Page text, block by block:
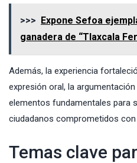
>>> Expone Sefoa
ganadera de “Tlaxcala
Además, la experiencia
expresión oral, la
elementos fundamentales para
ciudadanos comprometidos con
Temas clave